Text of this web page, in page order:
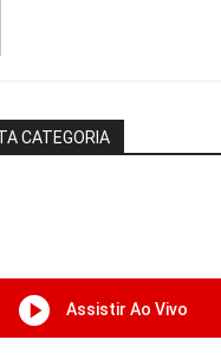
CATEGORIA
Assistir Ao Vivo